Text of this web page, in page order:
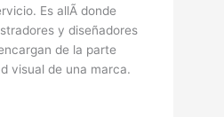
Es allÃ­ donde
y diseñadores
de la parte
visual de una marca.